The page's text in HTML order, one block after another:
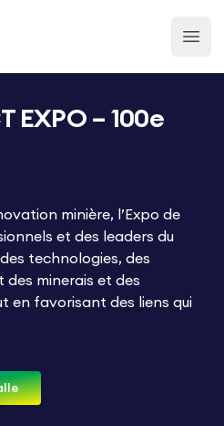
EXPO – 100e
minière, l’Expo de
et des leaders du
technologies, des
minerais et des
en favorisant des liens qui